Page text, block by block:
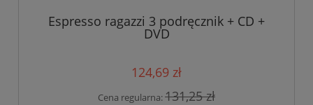
Espresso ragazzi 3 podręcznik + CD +
DVD
124,69 zł
Cena regularna:131,25 zł